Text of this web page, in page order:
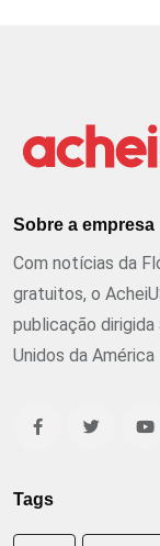
Sobre a empresa
Com notícias da
gratuitos, o
publicação
Unidos da América
Tags